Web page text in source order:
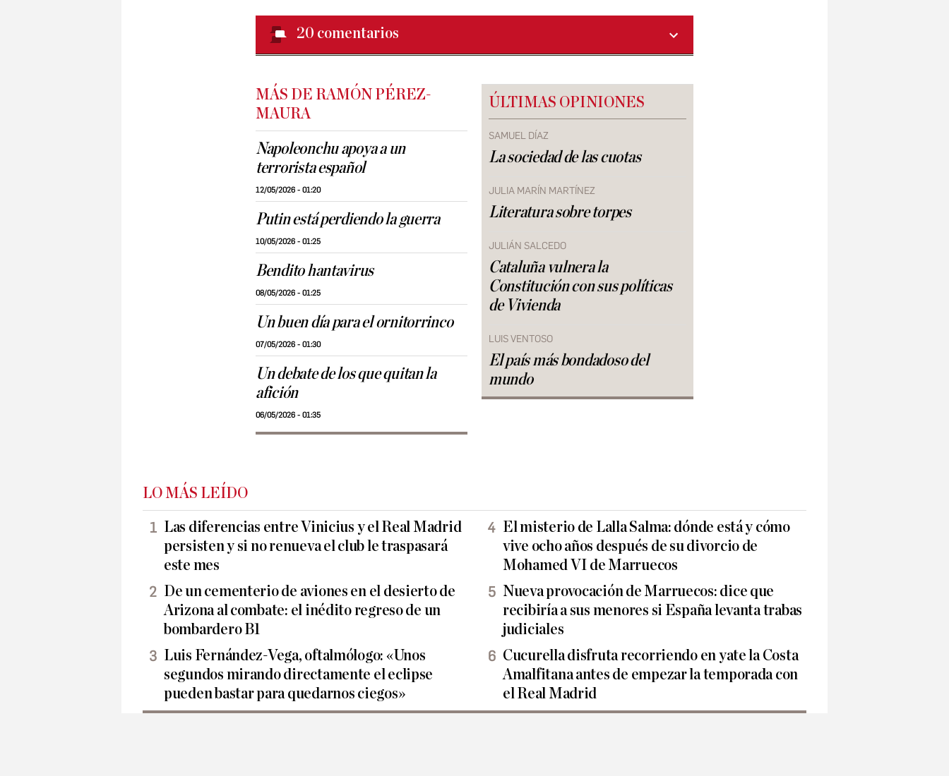
20 comentarios
MÁS DE RAMÓN PÉREZ-
MAURA
Napoleonchu apoya a un
terrorista español
12/05/2026 - 01:20
Putin está perdiendo la guerra
10/05/2026 - 01:25
Bendito hantavirus
08/05/2026 - 01:25
Un buen día para el ornitorrinco
07/05/2026 - 01:30
Un debate de los que quitan la
afición
06/05/2026 - 01:35
ÚLTIMAS OPINIONES
SAMUEL DÍAZ
La sociedad de las cuotas
JULIA MARÍN MARTÍNEZ
Literatura sobre torpes
JULIÁN SALCEDO
Cataluña vulnera la
Constitución con sus políticas
de Vivienda
LUIS VENTOSO
El país más bondadoso del
mundo
LO MÁS LEÍDO
Las diferencias entre Vinicius y el Real Madrid
persisten y si no renueva el club le traspasará
este mes
De un cementerio de aviones en el desierto de
Arizona al combate: el inédito regreso de un
bombardero B1
Luis Fernández-Vega, oftalmólogo: «Unos
segundos mirando directamente el eclipse
pueden bastar para quedarnos ciegos»
El misterio de Lalla Salma: dónde está y cómo
vive ocho años después de su divorcio de
Mohamed VI de Marruecos
Nueva provocación de Marruecos: dice que
recibiría a sus menores si España levanta trabas
judiciales
Cucurella disfruta recorriendo en yate la Costa
Amalfitana antes de empezar la temporada con
el Real Madrid